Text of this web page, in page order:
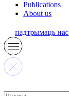
Publications
About us
падтрымаць нас